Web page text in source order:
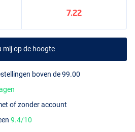
7.22
mij op de hoogte
boven de 99.00
of zonder account
9.4/10